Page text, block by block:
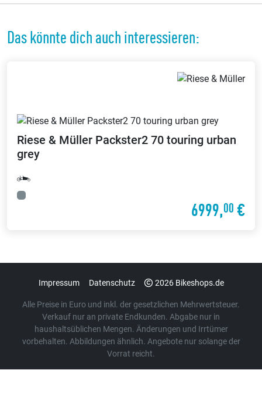
Das könnte dich auch interessieren:
Riese & Müller Packster2 70 touring urban
grey
6999,00 €
Impressum Datenschutz 2026 Bikeshops.de
Alle Preise in Euro und inkl. der gesetzlichen Mehrwertsteuer.
Verkauf nur an private Endkunden. Abgabe nur in
haushaltsüblichen Mengen. Änderungen und Irrtümer
vorbehalten. Abbildungen ähnlich. Angebote nur solange der
Vorrat reicht.